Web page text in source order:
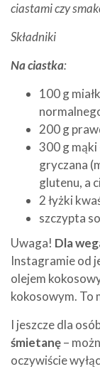
ciastami czy
Składniki
Na ciastka:
100 g
200 g
300 g mąki
gryczana
glutenu, a
2 łyżki
szczypta
Uwaga! Dla
Instagramie od
olejem
kokosowym. To
I jeszcze dla
śmietanę–
oczywiście